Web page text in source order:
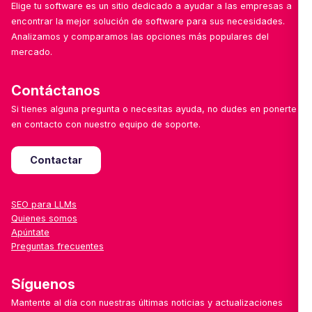
Elige tu software es un sitio dedicado a ayudar a las empresas a
encontrar la mejor solución de software para sus necesidades.
Analizamos y comparamos las opciones más populares del
mercado.
Contáctanos
Si tienes alguna pregunta o necesitas ayuda, no dudes en ponerte
en contacto con nuestro equipo de soporte.
Contactar
SEO para LLMs
Quienes somos
Apúntate
Preguntas frecuentes
Síguenos
Mantente al día con nuestras últimas noticias y actualizaciones